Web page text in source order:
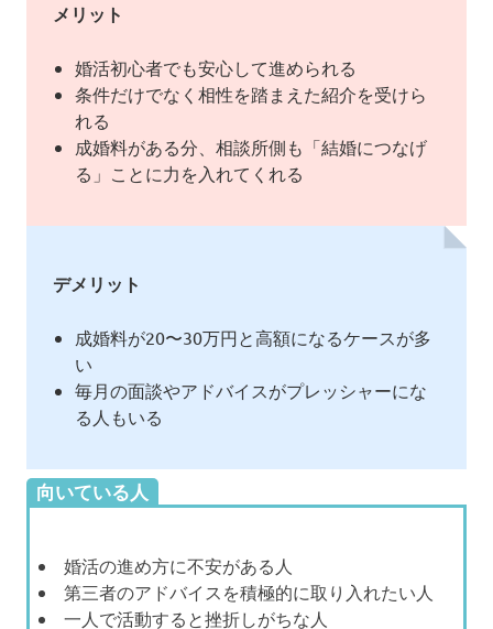
メリット
婚活初心者でも安心して進められる
条件だけでなく相性を踏まえた紹介を受けら
れる
成婚料がある分、相談所側も「結婚につなげ
る」ことに力を入れてくれる
デメリット
成婚料が20〜30万円と高額になるケースが多
い
毎月の面談やアドバイスがプレッシャーにな
る人もいる
向いている人
婚活の進め方に不安がある人
第三者のアドバイスを積極的に取り入れたい人
一人で活動すると挫折しがちな人